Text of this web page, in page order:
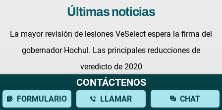
Últimas noticias
La mayor revisión de lesiones VeSelect espera la firma del
gobernador Hochul. Las principales reducciones de
veredicto de 2020
Benedict Morelli dará una conferencia en el próximo
Seminario de Maestría en Juicio de Defensa
CONTÁCTENOS
FORMULARIO LLAMAR CHAT